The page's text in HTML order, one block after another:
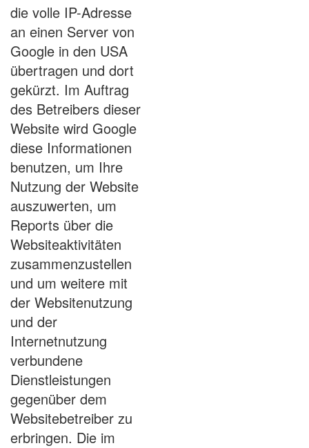
die volle IP-Adresse
an einen Server von
Google in den USA
übertragen und dort
gekürzt. Im Auftrag
des Betreibers dieser
Website wird Google
diese Informationen
benutzen, um Ihre
Nutzung der Website
auszuwerten, um
Reports über die
Websiteaktivitäten
zusammenzustellen
und um weitere mit
der Websitenutzung
und der
Internetnutzung
verbundene
Dienstleistungen
gegenüber dem
Websitebetreiber zu
erbringen. Die im